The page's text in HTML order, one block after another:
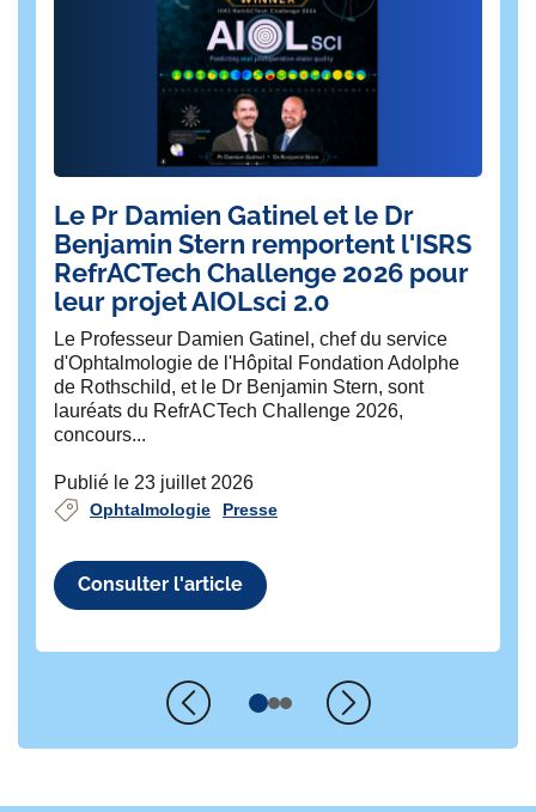
Le Pr Damien Gatinel et le Dr
Benjamin Stern remportent l'ISRS
RefrACTech Challenge 2026 pour
leur projet AIOLsci 2.0
Le Professeur Damien Gatinel, chef du service
d'Ophtalmologie de l'Hôpital Fondation Adolphe
de Rothschild, et le Dr Benjamin Stern, sont
lauréats du RefrACTech Challenge 2026,
concours...
Publié le 23 juillet 2026
Ophtalmologie Presse
Consulter l'article
Suivant